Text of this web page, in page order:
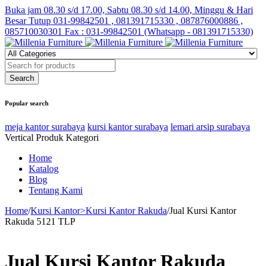
Buka jam 08.30 s/d 17.00, Sabtu 08.30 s/d 14.00, Minggu & Hari
Besar Tutup 031-99842501 , 081391715330 , 087876000886 ,
085710030301 Fax : 031-99842501 (Whatsapp - 081391715330)
Popular search
meja kantor surabaya kursi kantor surabaya lemari arsip surabaya
Vertical Produk Kategori
Home
Katalog
Blog
Tentang Kami
Home/Kursi Kantor>Kursi Kantor Rakuda/Jual Kursi Kantor
Rakuda 5121 TLP
Jual Kursi Kantor Rakuda